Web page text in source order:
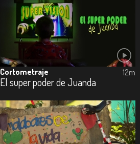
Cortometraje
El super poder de Juanda
12m